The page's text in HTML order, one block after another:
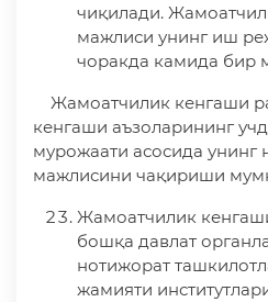
чиқилади.
мажлиси унинг иш
чоракда камида бир
Жамоатчилик кенгаши
кенгаши аъзоларининг
мурожаати асосида унинг
мажлисини чақириши
Жамоатчилик
бошқа давлат
нотижорат
жамияти